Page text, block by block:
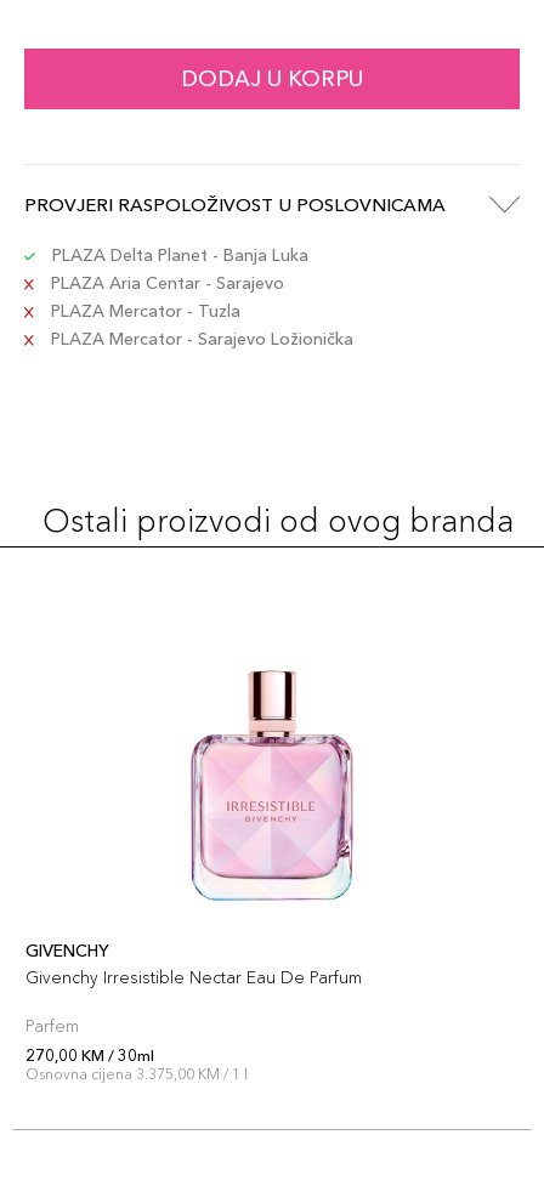
DODAJ U KORPU
PROVJERI RASPOLOŽIVOST U POSLOVNICAMA
PLAZA Delta Planet - Banja Luka
PLAZA Aria Centar - Sarajevo
PLAZA Mercator - Tuzla
PLAZA Mercator - Sarajevo Ložionička
Ostali proizvodi od ovog branda
GIVENCHY
Givenchy Irresistible Nectar Eau De Parfum
Parfem
270,00 KM / 30ml
Osnovna cijena 3.375,00 KM / 1 l